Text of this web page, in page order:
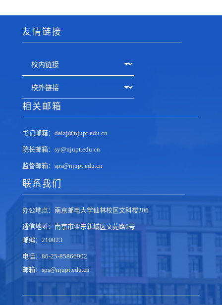
友情链接
相关邮箱
书记邮箱：daizj@njupt.edu.cn
院长邮箱：sy@njupt.edu.cn
监督邮箱：sps@njupt.edu.cn
联系我们
办公地点：南京邮电大学仙林校区文科楼206
通信地址：南京市亚东新城区文苑路9号
邮编：210023
电话：86-25-85866902
邮箱：sps@njupt.edu.cn